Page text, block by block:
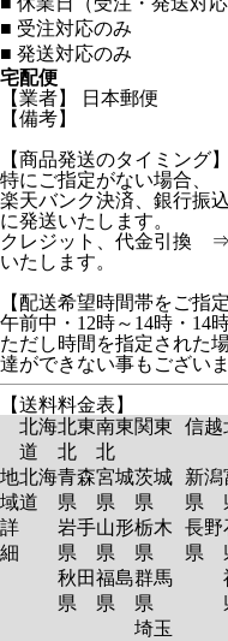
■ 受注対応のみ
■ 発送対応のみ
宅配便
【業者】 日本郵便
【備考】
【商品発送のタイミング】
特にご指定がない場合、
楽天バンク決済、銀行振
に発送いたします。
クレジット、代金引換 ⇒
いたします。
【配送希望時間帯をご指
午前中・12時～14時・14
ただし時間を指定された
達ができない事もございま
【送料料金表】
北海
道
北東
北
南東
北
関東 信越
地
域
詳
細
北海
道
青森
県
岩手
県
秋田
県
宮城
県
山形
県
福島
県
茨城
県
栃木
県
群馬
県
埼玉
新潟
県
長野
県